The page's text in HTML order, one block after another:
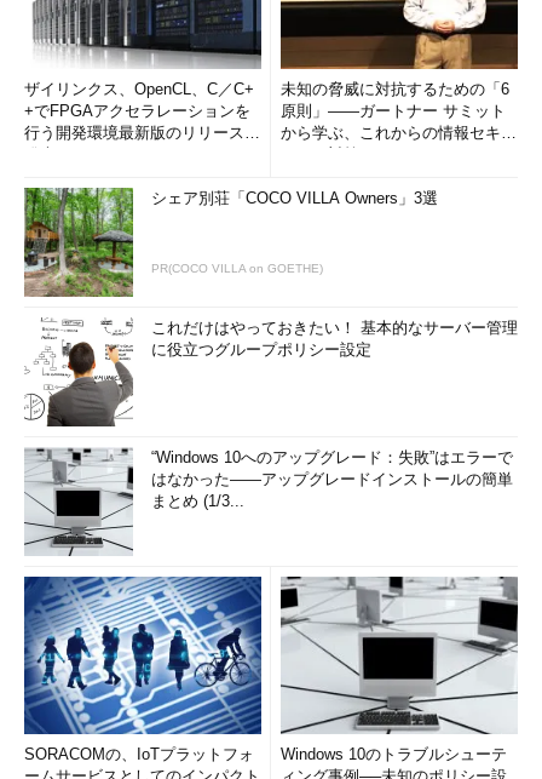
ザイリンクス、OpenCL、C／C+
+でFPGAアクセラレーションを
行う開発環境最新版のリリースを
未知の脅威に対抗するための「6
原則」――ガートナー サミット
から学ぶ、これからの情報セキュ
シェア別荘「COCO VILLA Owners」3選
PR(COCO VILLA on GOETHE)
これだけはやっておきたい！ 基本的なサーバー管理
に役立つグループポリシー設定
“Windows 10へのアップグレード：失敗”はエラーで
はなかった――アップグレードインストールの簡単
まとめ (1/3...
SORACOMの、IoTプラットフォ
Windows 10のトラブルシューテ